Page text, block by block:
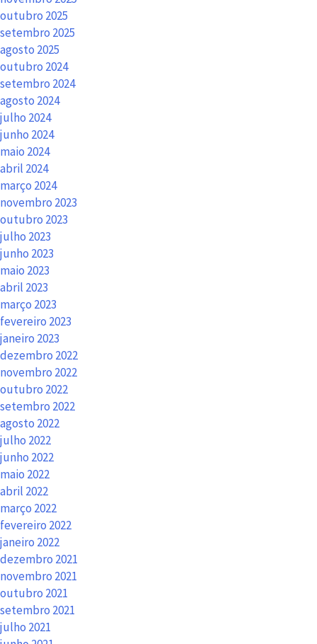
outubro 2025
setembro 2025
agosto 2025
outubro 2024
setembro 2024
agosto 2024
julho 2024
junho 2024
maio 2024
abril 2024
março 2024
novembro 2023
outubro 2023
julho 2023
junho 2023
maio 2023
abril 2023
março 2023
fevereiro 2023
janeiro 2023
dezembro 2022
novembro 2022
outubro 2022
setembro 2022
agosto 2022
julho 2022
junho 2022
maio 2022
abril 2022
março 2022
fevereiro 2022
janeiro 2022
dezembro 2021
novembro 2021
outubro 2021
setembro 2021
julho 2021